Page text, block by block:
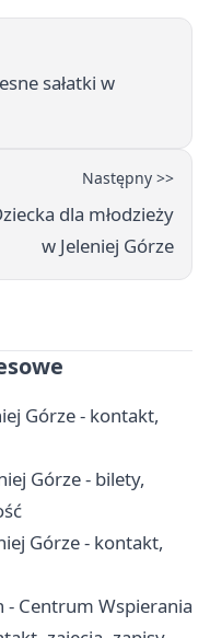
sałatki w
Następny >>
dla młodzieży
w Jeleniej Górze
Górze - kontakt,
Górze - bilety,
Górze - kontakt,
- Centrum Wspierania